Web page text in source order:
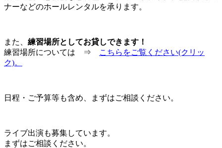
ナーなどのホールレンタルを承ります。
また、 練習場所としてお貸しできます！
練習場所については ⇒
こちらをご覧ください(クリッ
ク)。
日程・ご予算等も含め、まずはご相談ください。
ライブ出演も募集しています。
まずはご相談ください。